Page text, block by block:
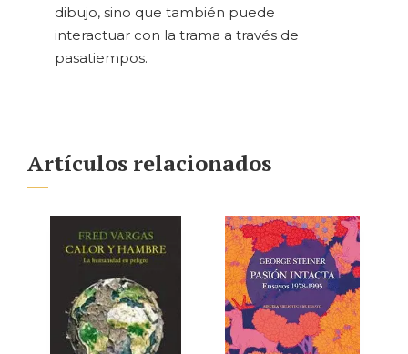
dibujo, sino que también puede
interactuar con la trama a través de
pasatiempos.
Artículos relacionados